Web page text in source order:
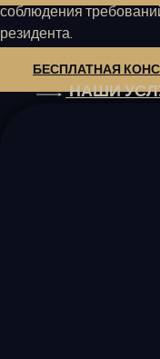
соблюдения
резидента.
БЕСПЛАТНАЯ
НАШИ